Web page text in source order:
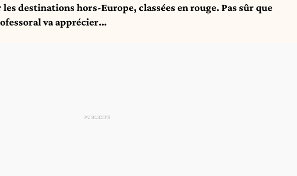
destinations hors-Europe, classées en rouge. Pas sûr que
va apprécier…